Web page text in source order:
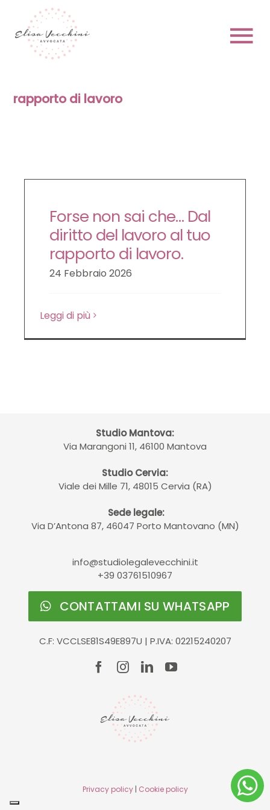
content
HOME
PRENOTA
LE NOVITÀ DA SAPERE
DIRITTO DEL LAVORO
rapporto di lavoro
Forse non sai che… Dal
diritto del lavoro al tuo
rapporto di lavoro.
24 Febbraio 2026
Leggi di più
Studio Mantova:
Via Marangoni 11, 46100 Mantova
Studio Cervia:
Viale dei Mille 71, 48015 Cervia (RA)
Sede legale:
Via D’Antona 87, 46047 Porto Mantovano (MN)
info@studiolegalevecchini.it
+39 03761510967
CONTATTAMI SU WHATSAPP
C.F: VCCLSE81S49E897U | P.IVA: 02215240207
Privacy policy| Cookie policy